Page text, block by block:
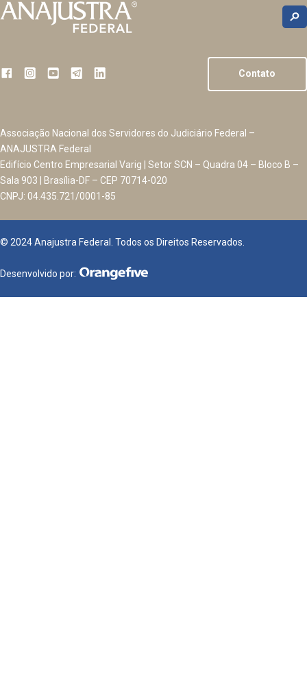
Contato
Associação Nacional dos Servidores do Judiciário Federal –
ANAJUSTRA Federal
Edifício Centro Empresarial Varig | Setor SCN – Quadra 04 – Bloco B –
Sala 903 | Brasília-DF – CEP 70714-020
CNPJ: 04.435.721/0001-85
© 2024 Anajustra Federal. Todos os Direitos Reservados.
Desenvolvido por: